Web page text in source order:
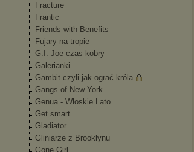
Fracture
Frantic
Friends with Benefits
Fujary na tropie
G.I. Joe czas kobry
Galerianki
Gambit czyli jak ograć króla
Gangs of New York
Genua - Wloskie Lato
Get smart
Gladiator
Gliniarze z Brooklynu
Gone Girl